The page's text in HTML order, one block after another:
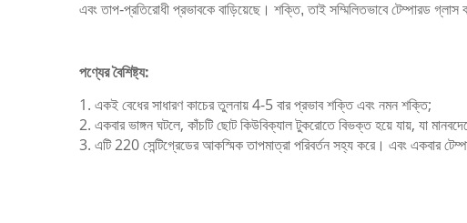
এবং তাপ-প্রতিরোধী প্রভাবকে বাড়িয়েছে। শক্তি, তাই সম্মিলিতভাবে টেম্পারড গ্লাস
পণ্যের বৈশিষ্ট্য:
1. একই বেধের সাধারণ কাচের তুলনায় 4-5 বার প্রভাব শক্তি এবং নমন শক্তি;
2. একবার ভাঙ্গন ঘটলে, কাঁচটি ছোট কিউবিক্যাল টুকরোতে বিভক্ত হয়ে যায়, যা
3. এটি 220 সেন্টিগ্রেডের আকস্মিক তাপমাত্রা পরিবর্তন সহ্য করে। এবং একবার